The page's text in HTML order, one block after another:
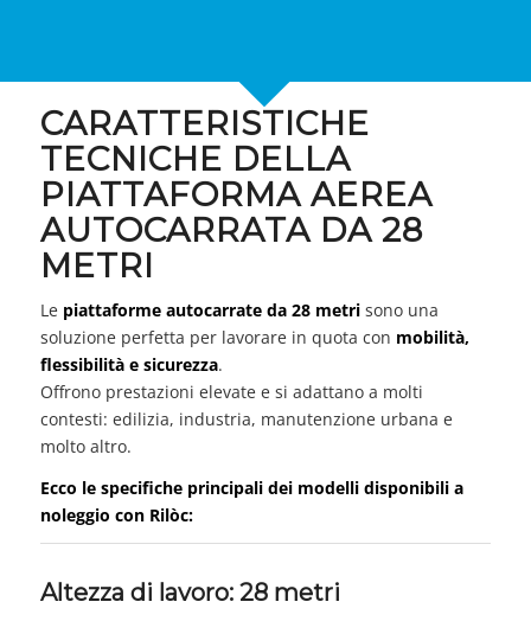
CARATTERISTICHE
TECNICHE DELLA
PIATTAFORMA AEREA
AUTOCARRATA DA 28
METRI
Le piattaforme autocarrate da 28 metrisono una
soluzione perfetta per lavorare in quota con mobilità,
flessibilità e sicurezza.
Offrono prestazioni elevate e si adattano a molti
contesti: edilizia, industria, manutenzione urbana e
molto altro.
Ecco le specifiche principali dei modelli disponibili a
noleggio con Rilòc:
Altezza di lavoro: 28 metri